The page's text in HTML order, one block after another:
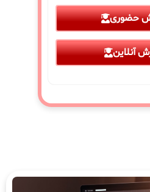
حضوری
آنلاین